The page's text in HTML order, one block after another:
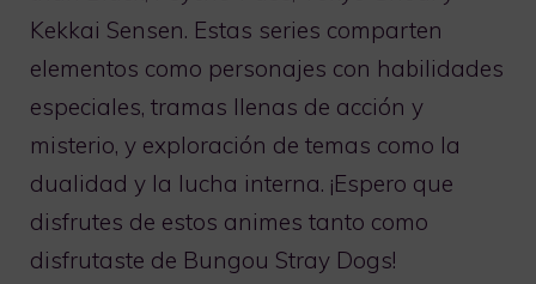
Kekkai Sensen. Estas series comparten
elementos como personajes con habilidades
especiales, tramas llenas de acción y
misterio, y exploración de temas como la
dualidad y la lucha interna. ¡Espero que
disfrutes de estos animes tanto como
disfrutaste de Bungou Stray Dogs!